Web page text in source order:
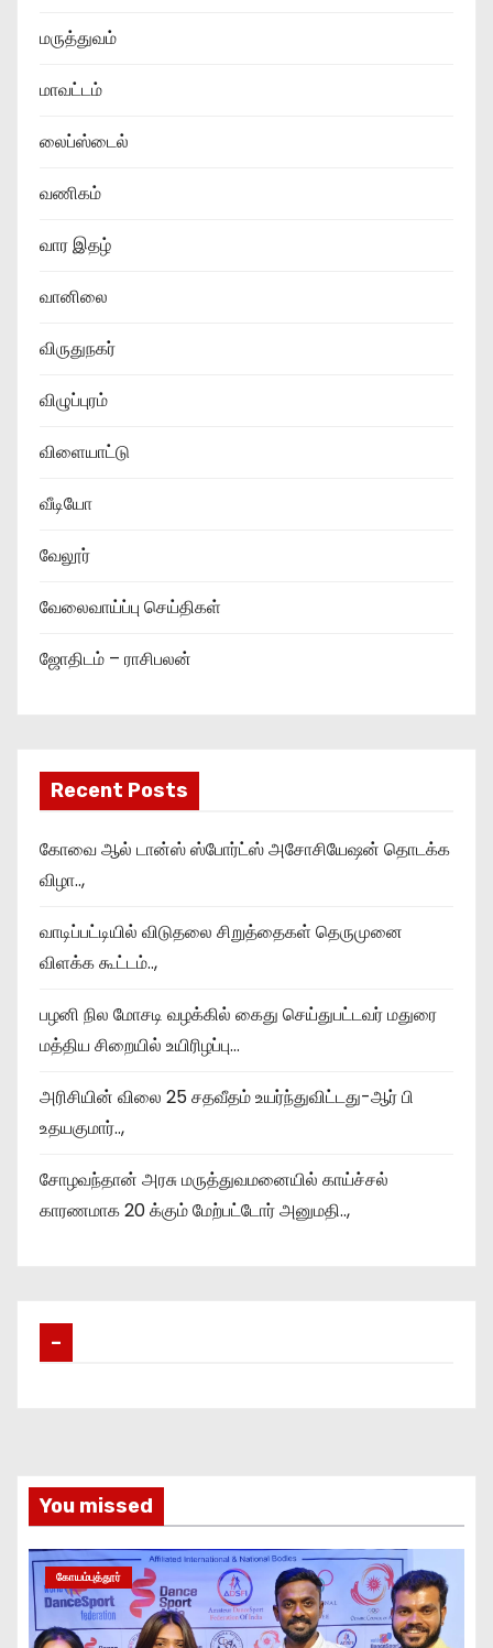
மருத்துவம்
மாவட்டம்
லைப்ஸ்டைல்
வணிகம்
வார இதழ்
வானிலை
விருதுநகர்
விழுப்புரம்
விளையாட்டு
வீடியோ
வேலூர்
வேலைவாய்ப்பு செய்திகள்
ஜோதிடம் – ராசிபலன்
Recent Posts
கோவை ஆல் டான்ஸ் ஸ்போர்ட்ஸ் அசோசியேஷன் தொடக்க
விழா..,
வாடிப்பட்டியில் விடுதலை சிறுத்தைகள் தெருமுனை
விளக்க கூட்டம்..,
பழனி நில மோசடி வழக்கில் கைது செய்துபட்டவர் மதுரை
மத்திய சிறையில் உயிரிழப்பு…
அரிசியின் விலை 25 சதவீதம் உயர்ந்துவிட்டது-ஆர் பி
உதயகுமார்..,
சோழவந்தான் அரசு மருத்துவமனையில் காய்ச்சல்
காரணமாக 20 க்கும் மேற்பட்டோர் அனுமதி..,
–
You missed
கோயம்புத்தூர்